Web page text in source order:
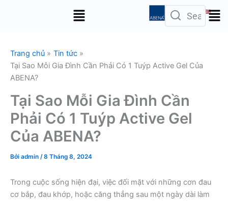
Menu
Trang chủ
Tin tức
Tại Sao Mỗi Gia Đình Cần Phải Có 1 Tuýp Active Gel Của
ABENA?
Tại Sao Mỗi Gia Đình Cần
Phải Có 1 Tuýp Active Gel
Của ABENA?
Bởi admin /8 Tháng 8, 2024
Trong cuộc sống hiện đại, việc đối mặt với những cơn đau
cơ bắp, đau khớp, hoặc căng thẳng sau một ngày dài làm